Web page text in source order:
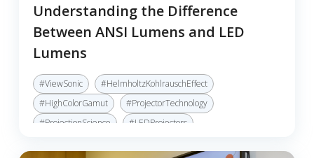
Understanding the Difference
Between ANSI Lumens and LED
Lumens
#ViewSonic
#HelmholtzKohlrauschEffect
#HighColorGamut
#ProjectorTechnology
#ProjectionScience
#LEDProjectors